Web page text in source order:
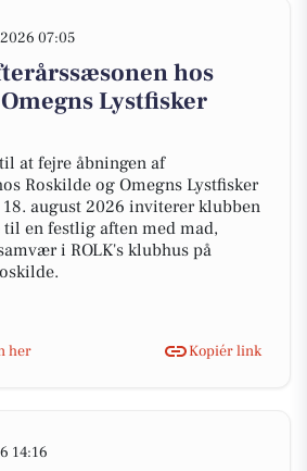
07:05
hos
Lystfisker
at fejre åbningen af
Roskilde og Omegns Lystfisker
august 2026 inviterer klubben
en festlig aften med mad,
i ROLK's klubhus på
her
Kopiér link
14:16